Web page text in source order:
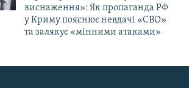
виснаження»: Як пропаганда РФ
у Криму пояснює невдачі «СВО»
та залякує «мінними атаками»